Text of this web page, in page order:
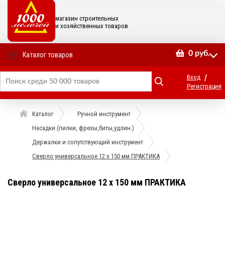
магазин строительных
и хозяйственных товаров
Каталог товаров 0 руб.
Вход /
Регистрация
Каталог
Ручной инструмент
Насадки (пилки, фрезы,биты,удлин.)
Держалки и сопутствующий инструмент
Сверло универсальное 12 х 150 мм ПРАКТИКА
Сверло универсальное 12 х 150 мм ПРАКТИКА